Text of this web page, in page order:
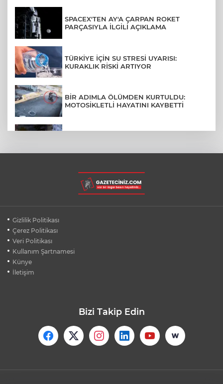
SPACEX'TEN AY'A ÇARPAN ROKET
PARÇASIYLA İLGİLİ AÇIKLAMA
TÜRKİYE İÇİN SU STRESİ UYARISI:
KURAKLIK RİSKİ ARTIYOR
BİR ADIMLA ÖLÜMDEN KURTULDU:
MOTOSİKLETLİ HAYATINI KAYBETTİ
BURSA ŞEHİR HASTANESİ OTOPARKI
AĞUSTOS AYINDA HİZMETE AÇILIYOR
KÜBRA DENİZCİ KESKİN KUPASINI
Gizlilik Politikası
Çerez Politikası
Veri Politikası
Kullanım Şartnamesi
Künye
İletişim
Bizi Takip Edin